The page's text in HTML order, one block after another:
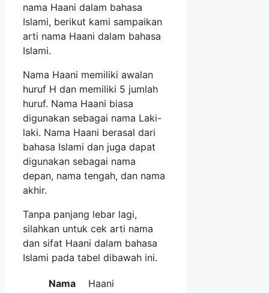
nama Haani dalam bahasa
Islami, berikut kami sampaikan
arti nama Haani dalam bahasa
Islami.
Nama Haani memiliki awalan
huruf H dan memiliki 5 jumlah
huruf. Nama Haani biasa
digunakan sebagai nama Laki-
laki. Nama Haani berasal dari
bahasa Islami dan juga dapat
digunakan sebagai nama
depan, nama tengah, dan nama
akhir.
Tanpa panjang lebar lagi,
silahkan untuk cek arti nama
dan sifat Haani dalam bahasa
Islami pada tabel dibawah ini.
Nama
Haani